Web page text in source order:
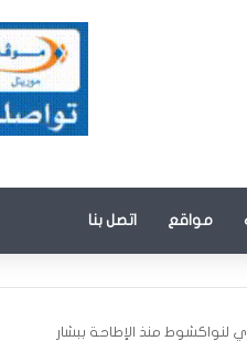
مواقع اتصل بنا
منذ الإطاحة ببشار